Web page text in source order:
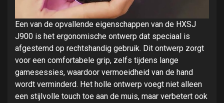
Een van de opvallende eigenschappen van de HXSJ
J900 is het ergonomische ontwerp dat speciaal is
afgestemd op rechtshandig gebruik. Dit ontwerp zorgt
voor een comfortabele grip, zelfs tijdens lange
gamesessies, waardoor vermoeidheid van de hand
wordt verminderd. Het holle ontwerp voegt niet alleen
een stijlvolle touch toe aan de muis, maar verbetert ook